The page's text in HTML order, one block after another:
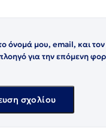
όνομά μου, email, και τον
για την επόμενη